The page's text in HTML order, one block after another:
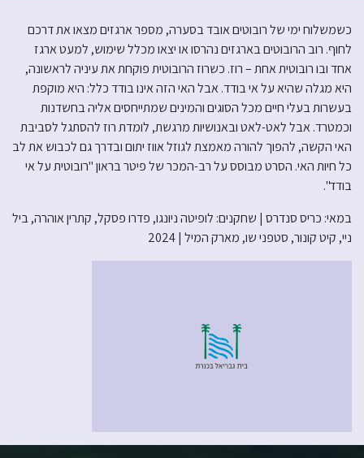
כשמשלוח ימי של רובוטים אובד בסערה, מספר ארגזים מצאו את דרכם
לחוף. רוב הרובוטים בארגזים נהרסו או יצאו מכלל שימוש, למעט ארגז
אחד ובו רובוטית אחת – רוז. כשרוז הרובוטית פוקחת את עיניה לראשונה,
היא מגלה שהיא על אי בודד. אבל האי הזה אינו בודד כלל: היא מוקפת
בעשרות בעלי חיים מכל הסוגים והמינים שמתייחסים אליה בחשדנות
וכמטרד. אבל לאט-לאט ובאנושיות מרגשת, לומדת רוז להסתגל לסביבת
האי הקשה, להפוך להורה מאמצת לגוזל אווז יתום ובדרך גם לכבוש את לב
כל חיות האי. הסרט מבוסס על רב-המכר של פיטר בראון "רובוטית על אי
בודד".
במאי: כריס סנדרס | שחקנים: לופיטה ניונגו, פדרו פסקל, קתרין אוהרה, ביל
ניי, קיט קונור, סטפני שו, מארק המיל | 2024